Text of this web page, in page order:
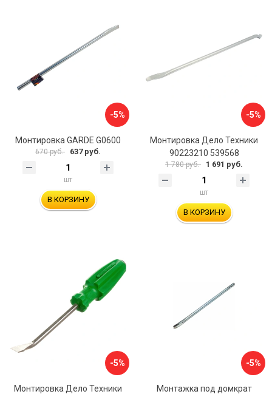
-5%
Монтировка GARDE G0600
670 руб. 637 руб.
шт
В КОРЗИНУ
-5%
Монтировка Дело Техники
90223210 539568
1 780 руб. 1 691 руб.
шт
В КОРЗИНУ
-5%
Монтировка Дело Техники
-5%
Монтажка под домкрат